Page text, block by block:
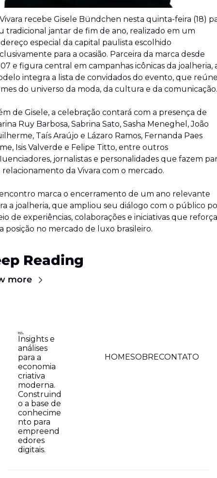
tradicional jantar de fim de ano, realizado em um
especial da capital paulista escolhido
para a ocasião. Parceira da marca desde
e figura central em campanhas icônicas da joalheria,
integra a lista de convidados do evento, que
do universo da moda, da cultura e da comunicação.
de Gisele, a celebração contará com a presença de
Ruy Barbosa, Sabrina Sato, Sasha Meneghel, João
Taís Araújo e Lázaro Ramos, Fernanda Paes
Isis Valverde e Felipe Titto, entre outros
jornalistas e personalidades que fazem
relacionamento da Vivara com o mercado.
marca o encerramento de um ano relevante
a joalheria, que ampliou seu diálogo com o público
de experiências, colaborações e iniciativas que
posição no mercado de luxo brasileiro.
Reading
more
Insights e
análises
para a
economia
criativa
moderna.
Construind
o a base de
conhecime
nto para
empreend
edores
digitais.
HOMESOBRECONTATO